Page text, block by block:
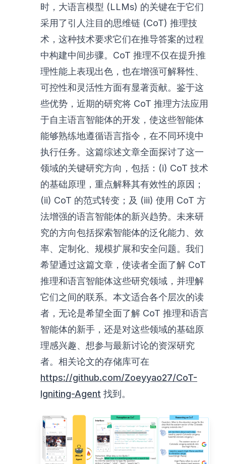
时，大语言模型 (LLMs) 的关键在于它们
采用了引人注目的思维链 (CoT) 推理技
术，这种技术要求它们在推导答案的过程
中构建中间步骤。CoT 推理不仅在提升推
理性能上表现出色，也在增强可解释性、
可控性和灵活性方面有显著贡献。鉴于这
些优势，近期的研究将 CoT 推理方法应用
于自主语言智能体的开发，使这些智能体
能够熟练地遵循语言指令，在不同环境中
执行任务。这篇综述文章全面探讨了这一
领域的关键研究方向，包括：(i) CoT 技术
的基础原理，重点解释其有效性的原因；
(ii) CoT 的范式转变；及 (iii) 使用 CoT 方
法增强的语言智能体的新兴趋势。未来研
究的方向包括探索智能体的泛化能力、效
率、定制化、规模扩展和安全问题。我们
希望通过这篇文章，使读者全面了解 CoT
推理和语言智能体这些研究领域，并理解
它们之间的联系。本文适合各个层次的读
者，无论是希望全面了解 CoT 推理和语言
智能体的新手，还是对这些领域的基础原
理感兴趣、想参与最新讨论的资深研究
者。相关论文的存储库可在
https://github.com/Zoeyyao27/CoT-
Igniting-Agent 找到。